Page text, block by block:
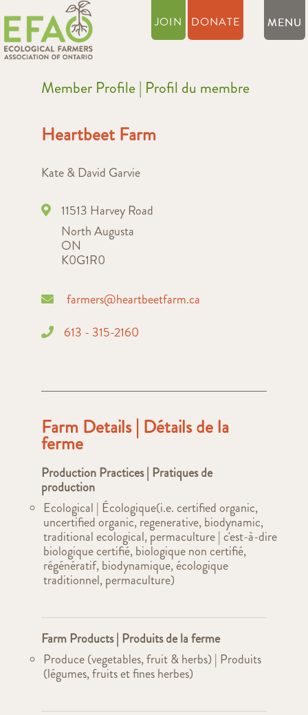
JOIN DONATE
Member Profile | Profil du membre
Heartbeet Farm
Kate & David Garvie
11513 Harvey Road
North Augusta
ON
K0G1R0
farmers@heartbeetfarm.ca
613 - 315-2160
Farm Details | Détails de la
ferme
Production Practices | Pratiques de
production
Ecological | Écologique(i.e. certified organic,
uncertified organic, regenerative, biodynamic,
traditional ecological, permaculture | c'est-à-dire
biologique certifié, biologique non certifié,
régénératif, biodynamique, écologique
traditionnel, permaculture)
Farm Products | Produits de la ferme
Produce (vegetables, fruit & herbs) | Produits
(légumes, fruits et fines herbes)